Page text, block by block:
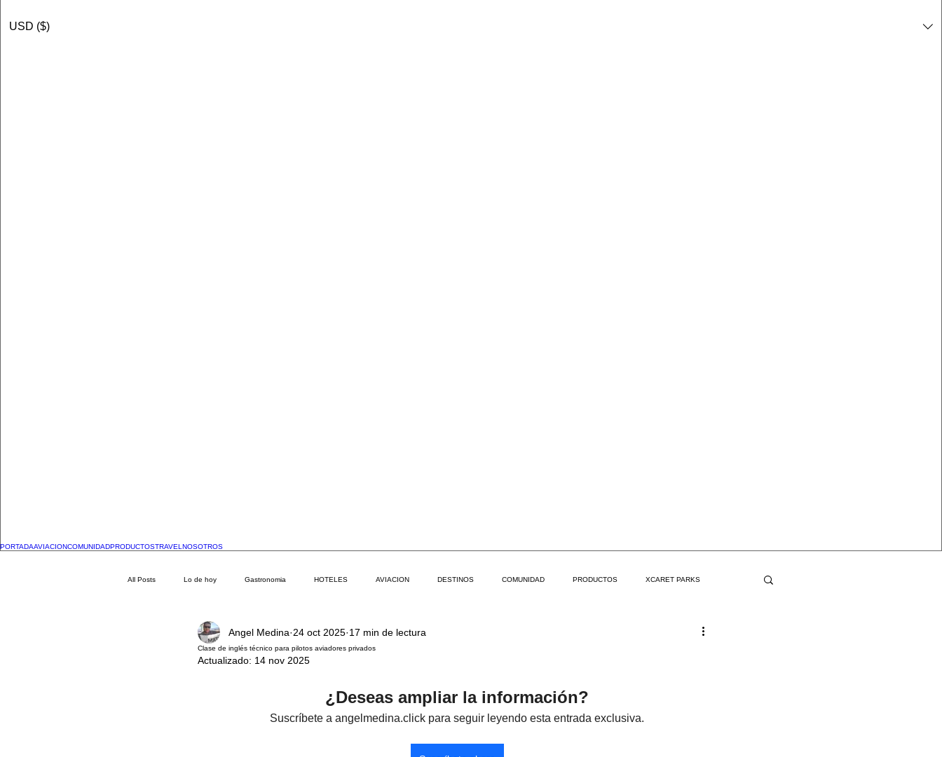
USD ($)
PORTADAAVIACIONCOMUNIDADPRODUCTOSTRAVEL NOSOTROS
All Posts Lo de hoy Gastronomia HOTELES AVIACION DESTINOS COMUNIDAD PRODUCTOS XCARET PARKS
DESTACADOS DE VIAJES
Clase de inglés técnico para pilotos aviadores privados
Angel Medina 24 oct 2025 17 min de lectura
Actualizado: 14 nov 2025
¿Deseas ampliar la información?
Suscríbete a angelmedina.click para seguir leyendo esta entrada exclusiva.